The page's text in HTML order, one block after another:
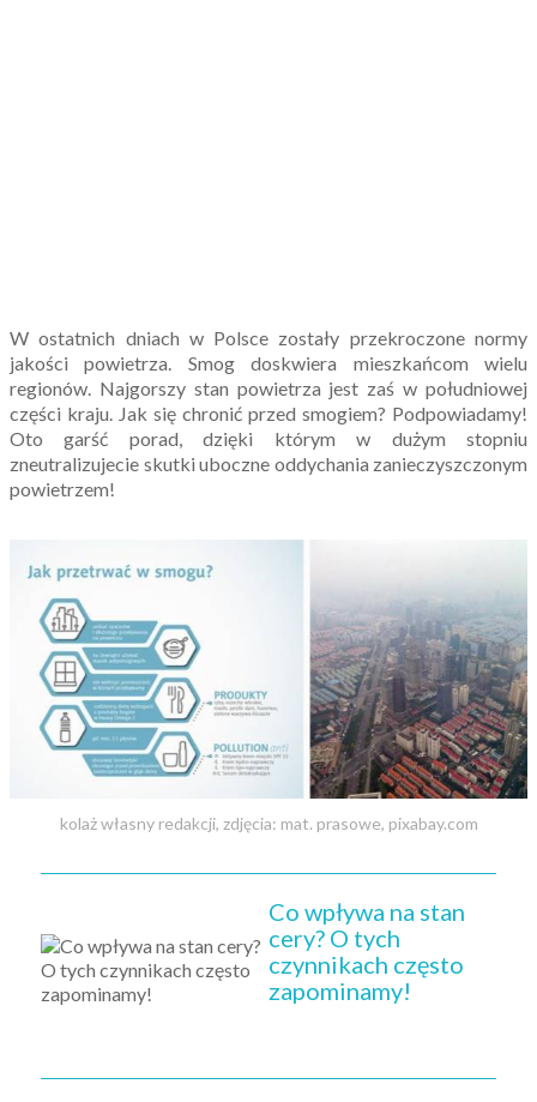
W ostatnich dniach w Polsce zostały przekroczone normy
jakości powietrza. Smog doskwiera mieszkańcom wielu
regionów. Najgorszy stan powietrza jest zaś w południowej
części kraju. Jak się chronić przed smogiem? Podpowiadamy!
Oto garść porad, dzięki którym w dużym stopniu
zneutralizujecie skutki uboczne oddychania zanieczyszczonym
powietrzem!
kolaż własny redakcji, zdjęcia: mat. prasowe, pixabay.com
Co wpływa na stan
cery? O tych
czynnikach często
zapominamy!